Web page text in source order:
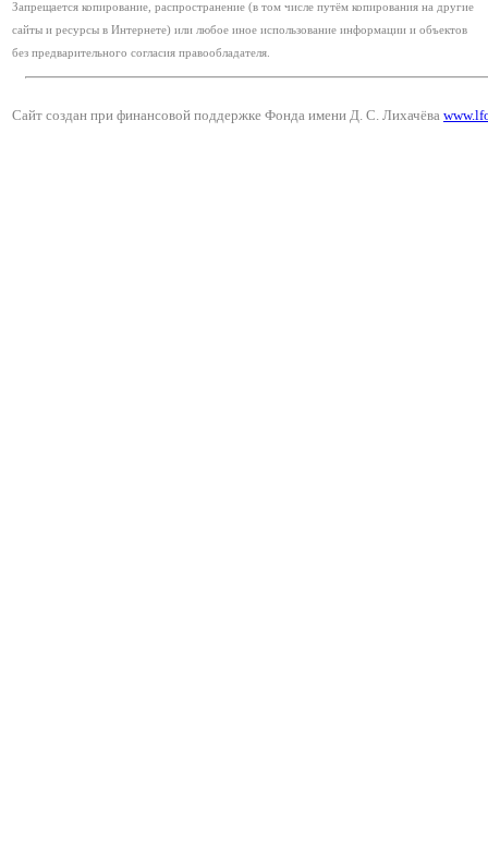
Запрещается копирование, распространение (в том числе путём копирования на другие
сайты и ресурсы в Интернете) или любое иное использование информации и объектов
без предварительного согласия правообладателя.
Сайт создан при финансовой поддержке Фонда имени Д. С. Лихачёва